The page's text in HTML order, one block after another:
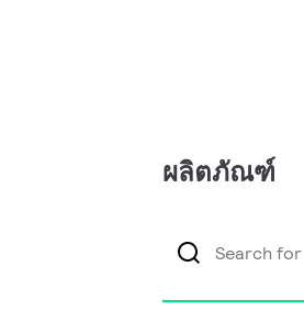
ผลิตภัณฑ์